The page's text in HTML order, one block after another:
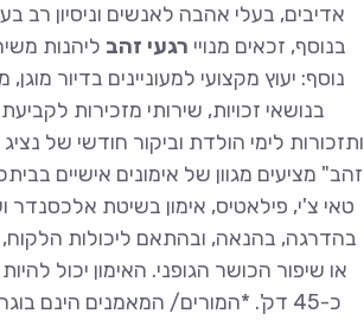
אדיבים, בעלי אהבה לאנשים וניסיון רב
בנוסף, זכאים מנויי רגעי זהב ליהנות
נוסף: יעוץ מקצועי למעוניינים בדיור מוגן,
בנושאי זכויות, שירותי מזכירות
ותזכורות לימי הולדת וביקור חודשי של
זהב" מציעים מגוון של אימונים אישיים
טאי צ'י, פילאטיס, אימון בשיטת אלכסנדר
בהדרגה, בהנאה, ובהתאם ליכולות
או שיפור הכושר הגופני. האימון יכול להיות
כ-45 דק'. *המורים/ המאמנים הינם